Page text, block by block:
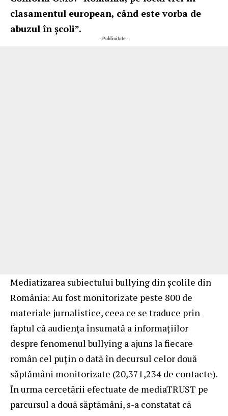
clasamentul european, când este vorba de
abuzul în școli”.
- Publicitate -
Mediatizarea subiectului bullying din școlile din
România: Au fost monitorizate peste 800 de
materiale jurnalistice, ceea ce se traduce prin
faptul că audiența însumată a informațiilor
despre fenomenul bullying a ajuns la fiecare
român cel puțin o dată în decursul celor două
săptămâni monitorizate (20,371,234 de contacte).
În urma cercetării efectuate de mediaTRUST pe
parcursul a două săptămâni, s-a constatat că